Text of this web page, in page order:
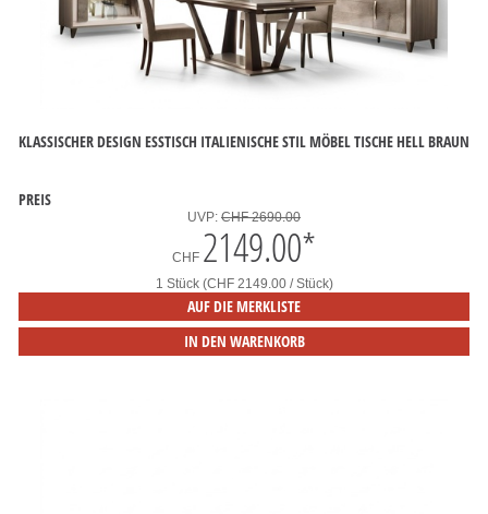
KLASSISCHER DESIGN ESSTISCH ITALIENISCHE STIL MÖBEL TISCHE HELL BRAUN
PREIS
UVP: CHF 2690.00
CHF 2149.00*
1 Stück (CHF 2149.00 / Stück)
AUF DIE MERKLISTE
IN DEN WARENKORB